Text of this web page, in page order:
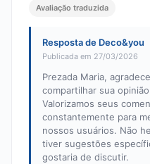
Avaliação traduzida
Resposta de Deco&you
Publicada em 27/03/2026
Prezada Maria,
compartilhar sua
Valorizamos seus
constantemente para
nossos usuários. Não
tiver sugestões
gostaria de discutir.